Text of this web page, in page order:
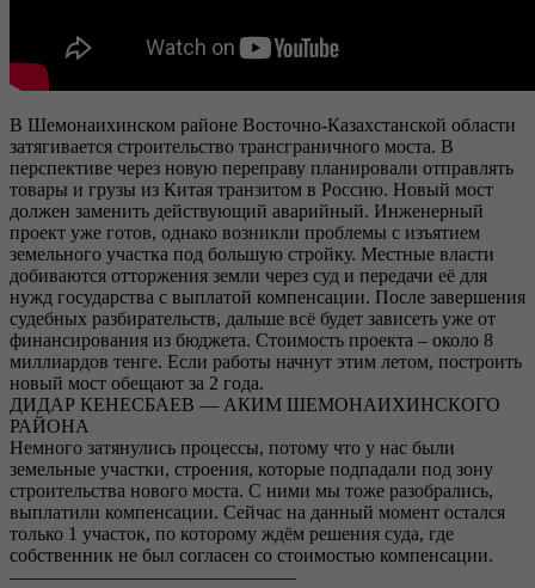
В Шемонаихинском районе Восточно-Казахстанской области
затягивается строительство трансграничного моста. В
перспективе через новую переправу планировали отправлять
товары и грузы из Китая транзитом в Россию. Новый мост
должен заменить действующий аварийный. Инженерный
проект уже готов, однако возникли проблемы с изъятием
земельного участка под большую стройку. Местные власти
добиваются отторжения земли через суд и передачи её для
нужд государства с выплатой компенсации. После завершения
судебных разбирательств, дальше всё будет зависеть уже от
финансирования из бюджета. Стоимость проекта – около 8
миллиардов тенге. Если работы начнут этим летом, построить
новый мост обещают за 2 года.
ДИДАР КЕНЕСБАЕВ — АКИМ ШЕМОНАИХИНСКОГО
РАЙОНА
Немного затянулись процессы, потому что у нас были
земельные участки, строения, которые подпадали под зону
строительства нового моста. С ними мы тоже разобрались,
выплатили компенсации. Сейчас на данный момент остался
только 1 участок, по которому ждём решения суда, где
собственник не был согласен со стоимостью компенсации.
———————————————